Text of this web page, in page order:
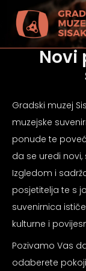
Novi
Gradski muzej
muzejske
ponude te
da se uredi
Izgledom i
posjetitelja te s
suvenirnica
kulturne i
Pozivamo Vas
odaberete